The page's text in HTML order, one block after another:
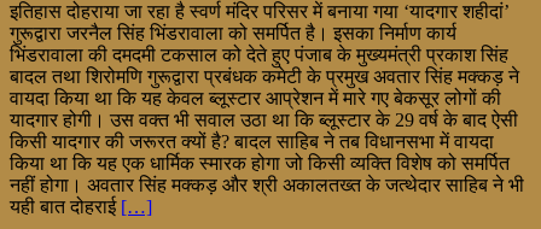
इतिहास दोहराया जा रहा है स्वर्ण मंदिर परिसर में बनाया गया ‘यादगार शहीदां’
गुरूद्वारा जरनैल सिंह भिंडरावाला को समर्पित है। इसका निर्माण कार्य
भिंडरावाला की दमदमी टकसाल को देते हुए पंजाब के मुख्यमंत्री प्रकाश सिंह
बादल तथा शिरोमणि गुरूद्वारा प्रबंधक कमेटी के प्रमुख अवतार सिंह मक्कड़ ने
वायदा किया था कि यह केवल ब्लूस्टार आप्रेशन में मारे गए बेकसूर लोगों की
यादगार होगी। उस वक्त भी सवाल उठा था कि ब्लूस्टार के 29 वर्ष के बाद ऐसी
किसी यादगार की जरूरत क्यों है? बादल साहिब ने तब विधानसभा में वायदा
किया था कि यह एक धार्मिक स्मारक होगा जो किसी व्यक्ति विशेष को समर्पित
नहीं होगा। अवतार सिंह मक्कड़ और श्री अकालतख्त के जत्थेदार साहिब ने भी
यही बात दोहराई […]